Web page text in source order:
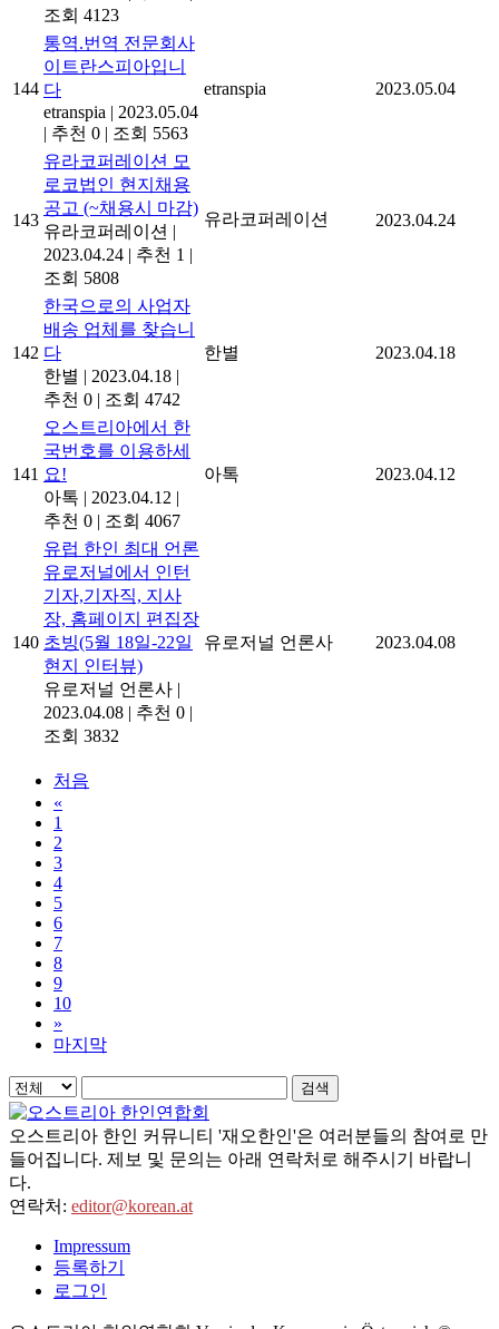
조회 4123
144
통역.번역 전문회사
이트란스피아입니
다
etranspia | 2023.05.04
| 추천 0 | 조회 5563
etranspia 2023.05.04
143
유라코퍼레이션 모
로코법인 현지채용
공고 (~채용시 마감)
유라코퍼레이션 |
2023.04.24 | 추천 1 |
조회 5808
유라코퍼레이션 2023.04.24
142
한국으로의 사업자
배송 업체를 찾습니
다
한별 | 2023.04.18 |
추천 0 | 조회 4742
한별 2023.04.18
141
오스트리아에서 한
국번호를 이용하세
요!
아톡 | 2023.04.12 |
추천 0 | 조회 4067
아톡 2023.04.12
140
유럽 한인 최대 언론
유로저널에서 인턴
기자,기자직, 지사
장, 홈페이지 편집장
초빙(5월 18일-22일
현지 인터뷰)
유로저널 언론사 |
2023.04.08 | 추천 0 |
조회 3832
유로저널 언론사 2023.04.08
처음
«
1
2
3
4
5
6
7
8
9
10
»
마지막
검색
오스트리아 한인 커뮤니티 '재오한인'은 여러분들의 참여로 만
들어집니다. 제보 및 문의는 아래 연락처로 해주시기 바랍니
다.
연락처: editor@korean.at
Impressum
등록하기
로그인